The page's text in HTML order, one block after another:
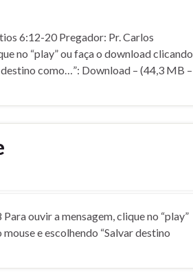
6:12-20 Pregador: Pr. Carlos
no “play” ou faça o download clicando
como…”: Download – (44,3 MB –
ouvir a mensagem, clique no “play”
e escolhendo “Salvar destino